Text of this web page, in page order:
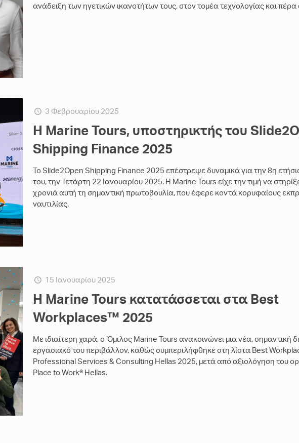
ανάδειξη των ηγετικών ικανοτήτων τους, στον τομέα τεχνολογίας και
3 Φεβρουαρίου 2025
Η Marine Tours, υποστηρικτής του
Shipping Finance 2025
Το Slide2Open Shipping Finance 2025 επέστρεψε δυναμικά για την 8η
του, την Τετάρτη 22 Ιανουαρίου 2025. Η Marine Tours είχε την τιμή να
χρονιά αυτή τη σημαντική πρωτοβουλία, που έφερε κοντά κορυφαίους
ναυτιλίας.
15 Ιανουαρίου 2025
H Marine Tours κατατάσσεται στα Best
Workplaces™ 2025
Με ιδιαίτερη χαρά, ο Όμιλος Marine Tours ανακοινώνει μια νέα, σημαντική
εργασιακό του περιβάλλον, καθώς συμπεριλήφθηκε στη λίστα Best
Professional Services & Consulting Hellas 2025, μετά από αξιολόγηση του
Place to Work® Hellas.